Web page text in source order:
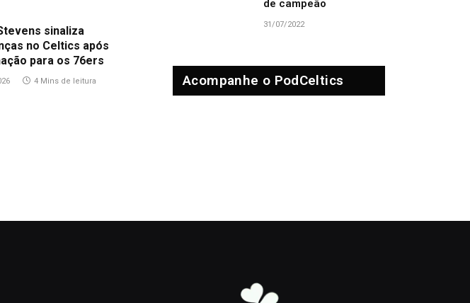
sinaliza
no Celtics após
para os 76ers
4 Mins de leitura
de campeão
31/07/2022
Acompanhe o PodCeltics